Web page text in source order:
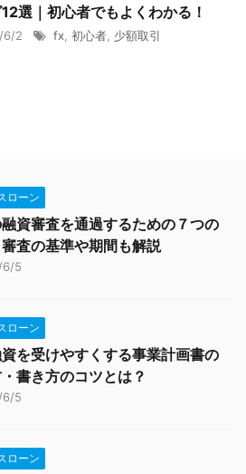
選｜初心者でもよくわかる！
6/2 fx 初心者 少額取引
ローン
資審査を通過するための７つの
査の基準や期間も解説
6/5
ローン
を受けやすくする事業計画書の
書き方のコツとは？
6/5
ローン